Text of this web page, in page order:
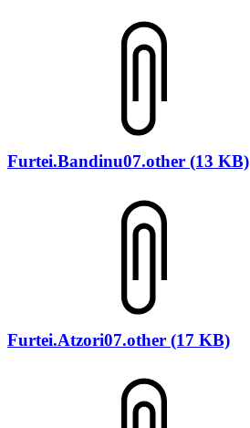
Furtei.Bandinu07.other (13 KB)
Furtei.Atzori07.other (17 KB)